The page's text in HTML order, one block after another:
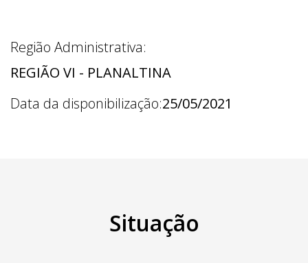
Região Administrativa:
REGIÃO VI - PLANALTINA
Data da disponibilização:25/05/2021
Situação